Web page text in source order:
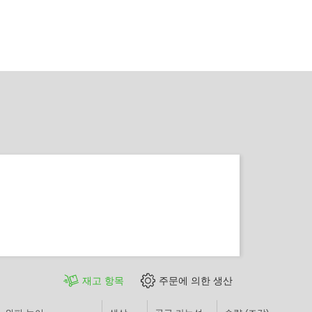
재고 항목 주문에 의한 생산